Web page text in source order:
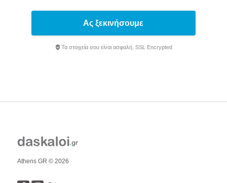
Ας ξεκινήσουμε
Τα στοιχεία σου είναι ασφαλή. SSL Encrypted
Athens GR © 2026